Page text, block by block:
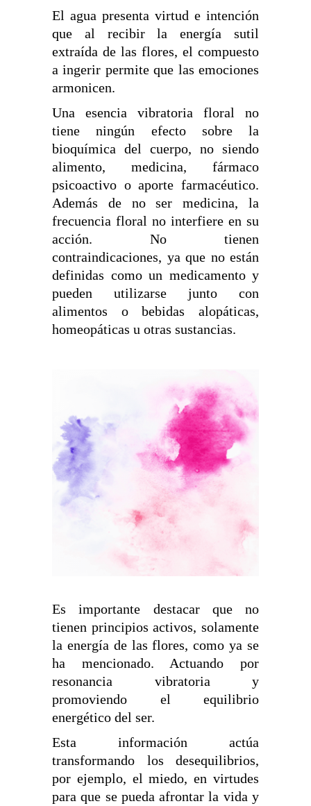
El agua presenta virtud e intención
que al recibir la energía sutil
extraída de las flores, el compuesto
a ingerir permite que las emociones
armonicen.
Una esencia vibratoria floral no
tiene ningún efecto sobre la
bioquímica del cuerpo, no siendo
alimento, medicina, fármaco
psicoactivo o aporte farmacéutico.
Además de no ser medicina, la
frecuencia floral no interfiere en su
acción. No tienen
contraindicaciones, ya que no están
definidas como un medicamento y
pueden utilizarse junto con
alimentos o bebidas alopáticas,
homeopáticas u otras sustancias.
Es importante destacar que no
tienen principios activos, solamente
la energía de las flores, como ya se
ha mencionado. Actuando por
resonancia vibratoria y
promoviendo el equilibrio
energético del ser.
Esta información actúa
transformando los desequilibrios,
por ejemplo, el miedo, en virtudes
para que se pueda afrontar la vida y